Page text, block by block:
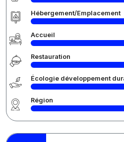
Hébergement/Emplacement
Accueil
Restauration
Écologie développement
Région